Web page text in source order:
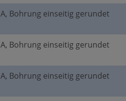
A, Bohrung einseitig gerundet
A, Bohrung einseitig gerundet
A, Bohrung einseitig gerundet